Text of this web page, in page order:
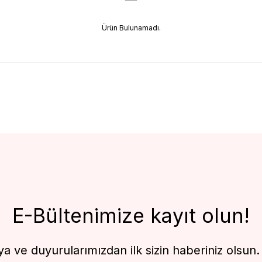
Ürün Bulunamadı.
E-Bültenimize kayıt olun!
ve duyurularımızdan ilk sizin haberiniz olsun.